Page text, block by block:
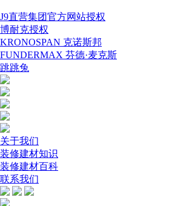
J9直营集团官方网站授权
博耐克授权
KRONOSPAN 克诺斯邦
FUNDERMAX 芬德·麦克斯
跳跳兔
关于我们
装修建材知识
装修建材百科
联系我们